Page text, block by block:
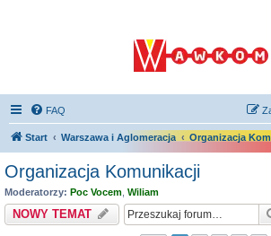
FAQ
Start Warszawa i Aglomeracja Organizacja
Organizacja Komunikacji
Moderatorzy: Poc Vocem Wiliam
NOWY TEMAT